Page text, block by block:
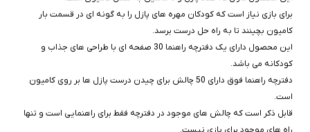
برای بازی نیاز است که کودکان مهره های پازل را به گونه ای در قسمت بار
کامیون بچینند تا به راه حل درست برسد.
این محصول دارای یک دفترچه راهنما 30 صفحه ای با طراحی های جذاب و
کودکانه می باشد.
دفترچه راهنما فوق دارای 50 چالش برای چیدن درست پازل ها بر روی کامیون
است.
قابل ذکر است که چالش های موجود در دفترچه فقط برای راهنمایی است و تنها